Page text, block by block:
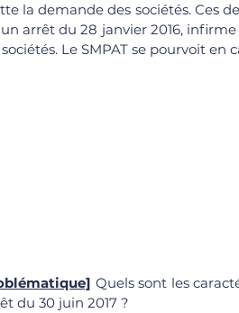
la demande des sociétés. Ces
arrêt du 28 janvier 2016,
Le SMPAT se pourvoit en
Quels sont les
du 30 juin 2017 ?